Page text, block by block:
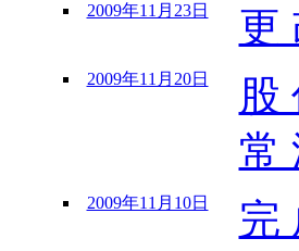
2009年11月23日 更
2009年11月20日
股
常
2009年11月10日
完